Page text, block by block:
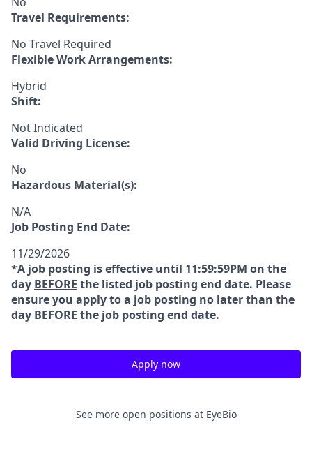
Travel Requirements:
No Travel Required
Flexible Work Arrangements:
Hybrid
Shift:
Not Indicated
Valid Driving License:
No
Hazardous Material(s):
N/A
Job Posting End Date:
11/29/2026
*A job posting is effective until 11:59:59PM on the
day BEFORE the listed job posting end date. Please
ensure you apply to a job posting no later than the
day BEFORE the job posting end date.
Apply now
See more open positions at EyeBio